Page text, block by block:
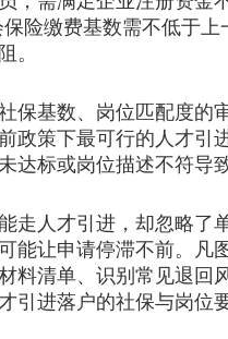
险缴费基数需不低于
。
基数、岗位匹配度的
政策下最可行的人才
达标或岗位描述不符导
人才引进，却忽略了
能让申请停滞不前。
料清单、识别常见退
引进落户的社保与岗位要